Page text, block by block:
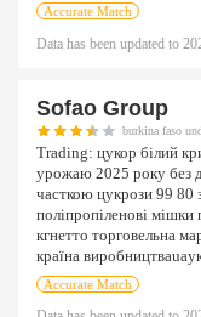
Accurate Match
Data has been updated to
Sofao Group
burkina faso
Trading: цукор білий
урожаю 2025 року без
часткою цукрози 99 80
поліпропіленові
кгнетто торговельна
країна
Accurate Match